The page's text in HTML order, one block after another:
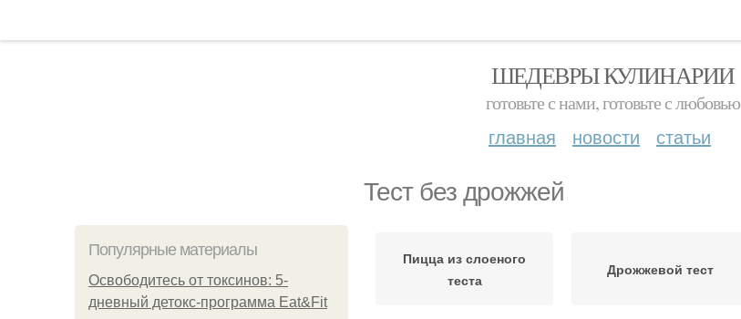
ШЕДЕВРЫ КУЛИНАРИИ
готовьте с нами, готовьте с любовью
главная новости статьи
Тест без дрожжей
Популярные материалы
Освободитесь от токсинов: 5-
дневный детокс-программа Eat&Fit
Пицца из слоеного
теста
Дрожжевой тест